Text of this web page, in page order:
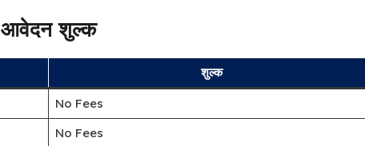
आवेदन शुल्क
शुल्क
No Fees
No Fees